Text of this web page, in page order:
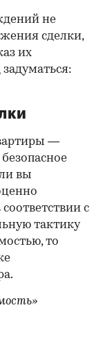
не
сделки,
их
—
вы
с
тактику
то